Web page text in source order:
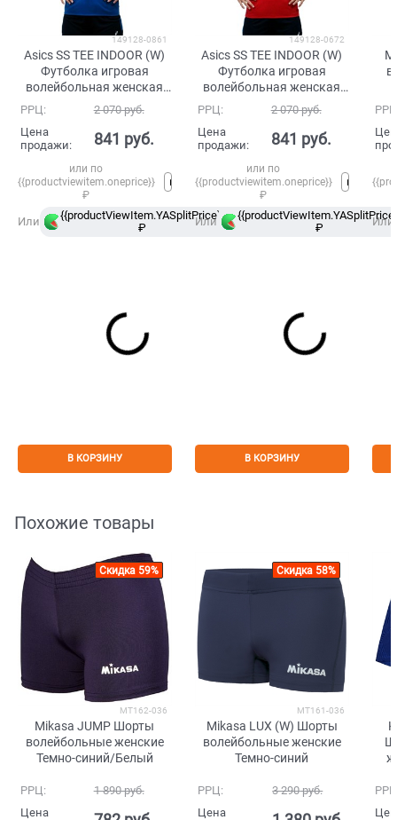
149128-0861
Asics SS TEE INDOOR (W)
Футболка игровая
волейбольная женская
Синий
РРЦ: 2 070 руб.
Цена
продажи:
841 руб.
или по
{{productviewitem.oneprice}}
₽
Или
{{productViewItem.YASplitPrice}}
₽
в
Сплит
В КОРЗИНУ
149128-0672
Asics SS TEE INDOOR (W)
Футболка игровая
волейбольная женская
Красный
РРЦ: 2 070 руб.
Цена
продажи:
841 руб.
или по
{{productviewitem.oneprice}}
₽
Или
₽
В КОРЗИНУ
Или
Похожие товары
Скидка 59%
MT162-036
Mikasa JUMP Шорты
волейбольные женские
Темно-синий/Белый
РРЦ: 1 890 руб.
Цена
Скидка 58%
MT161-036
Mikasa LUX (W) Шорты
волейбольные женские
Темно-синий
РРЦ: 3 290 руб.
Цена